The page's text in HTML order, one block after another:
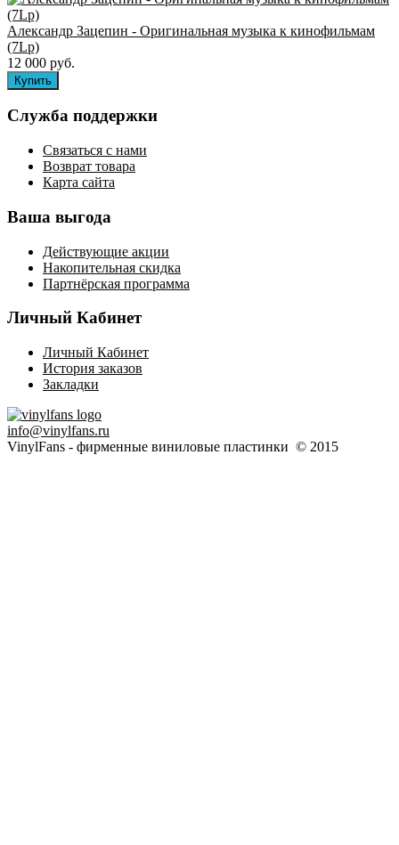
Александр Зацепин - Оригинальная музыка к кинофильмам
(7Lp)
12 000 руб.
Служба поддержки
Связаться с нами
Возврат товара
Карта сайта
Ваша выгода
Действующие акции
Накопительная скидка
Партнёрская программа
Личный Кабинет
Личный Кабинет
История заказов
Закладки
info@vinylfans.ru
VinylFans - фирменные виниловые пластинки © 2015